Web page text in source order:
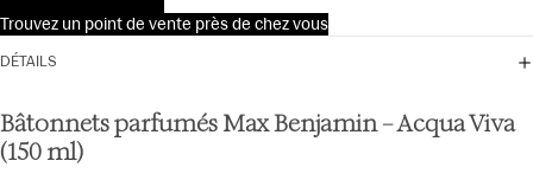
Trouvez un point de vente près de chez vous
DÉTAILS
Bâtonnets parfumés Max Benjamin – Acqua Viva
(150 ml)